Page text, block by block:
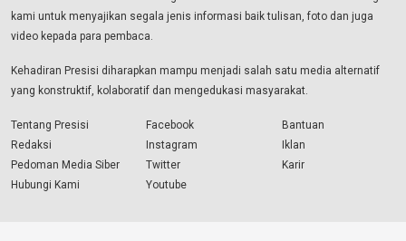
kami untuk menyajikan segala jenis informasi baik tulisan, foto dan juga
video kepada para pembaca.
Kehadiran Presisi diharapkan mampu menjadi salah satu media alternatif
yang konstruktif, kolaboratif dan mengedukasi masyarakat.
Tentang Presisi
Redaksi
Pedoman Media Siber
Hubungi Kami
Facebook
Instagram
Twitter
Youtube
Bantuan
Iklan
Karir